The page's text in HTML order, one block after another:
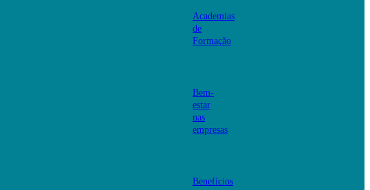
Academias
de
Formação
Bem-
estar
nas
empresas
Benefícios